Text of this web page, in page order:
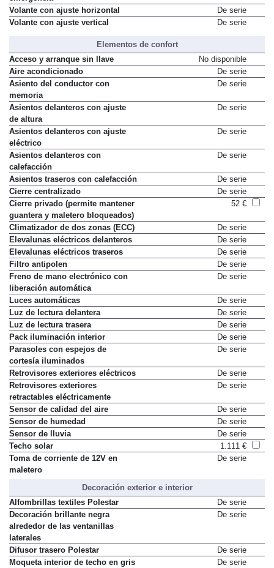
Volante con ajuste horizontal
De serie
Volante con ajuste vertical
De serie
Elementos de confort
Acceso y arranque sin llave
No disponible
Aire acondicionado
De serie
Asiento del conductor con
memoria
De serie
Asientos delanteros con ajuste
de altura
De serie
Asientos delanteros con ajuste
eléctrico
De serie
Asientos delanteros con
calefacción
De serie
Asientos traseros con calefacción
De serie
Cierre centralizado
De serie
Cierre privado (permite mantener
guantera y maletero bloqueados)
52 €
Climatizador de dos zonas (ECC)
De serie
Elevalunas eléctricos delanteros
De serie
Elevalunas eléctricos traseros
De serie
Filtro antipolen
De serie
Freno de mano electrónico con
liberación automática
De serie
Luces automáticas
De serie
Luz de lectura delantera
De serie
Luz de lectura trasera
De serie
Pack iluminación interior
De serie
Parasoles con espejos de
cortesía iluminados
De serie
Retrovisores exteriores eléctricos
De serie
Retrovisores exteriores
retractables eléctricamente
De serie
Sensor de calidad del aire
De serie
Sensor de humedad
De serie
Sensor de lluvia
De serie
Techo solar
1.111 €
Toma de corriente de 12V en
maletero
De serie
Decoración exterior e interior
Alfombrillas textiles Polestar
De serie
Decoración brillante negra
alrededor de las ventanillas
laterales
De serie
Difusor trasero Polestar
De serie
Moqueta interior de techo en gris
De serie